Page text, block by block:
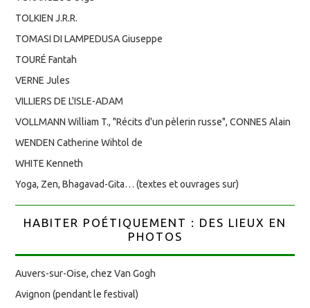
TOLKIEN J.R.R.
TOMASI DI LAMPEDUSA Giuseppe
TOURÉ Fantah
VERNE Jules
VILLIERS DE L'ISLE-ADAM
VOLLMANN William T., "Récits d'un pèlerin russe", CONNES Alain
WENDEN Catherine Wihtol de
WHITE Kenneth
Yoga, Zen, Bhagavad-Gita… (textes et ouvrages sur)
HABITER POÉTIQUEMENT : DES LIEUX EN
PHOTOS
Auvers-sur-Oise, chez Van Gogh
Avignon (pendant le festival)